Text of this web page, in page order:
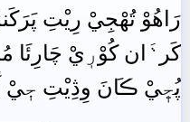
رَاهُوْ تُھْجِيْ رِيْتِ
کَر﮽َان کُوْرٖيْ چَارِئَا
پُڇٖيْ ڪَانَ وِڎِيْتِ جٖيْ